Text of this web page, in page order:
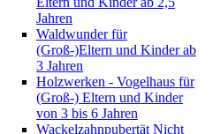
Jahren
Waldwunder für
(Groß-)Eltern und Kinder ab
3 Jahren
Holzwerken - Vogelhaus für
(Groß-) Eltern und Kinder
von 3 bis 6 Jahren
Wackelzahnpubertät Nicht